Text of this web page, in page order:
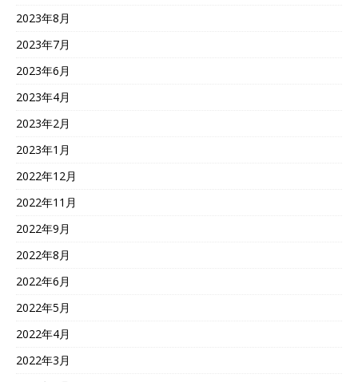
2023年8月
2023年7月
2023年6月
2023年4月
2023年2月
2023年1月
2022年12月
2022年11月
2022年9月
2022年8月
2022年6月
2022年5月
2022年4月
2022年3月